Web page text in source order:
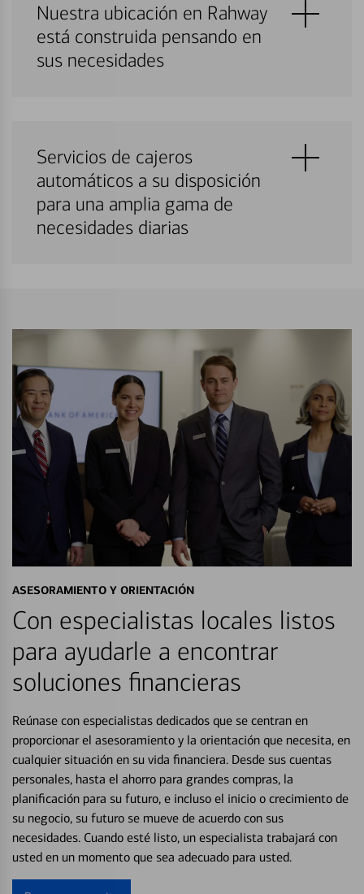
Nuestra ubicación en Rahway
está construida pensando en
sus necesidades
Servicios de cajeros
automáticos a su disposición
para una amplia gama de
necesidades diarias
ASESORAMIENTO Y ORIENTACIÓN
Con especialistas locales listos
para ayudarle a encontrar
soluciones financieras
Reúnase con especialistas dedicados que se centran en
proporcionar el asesoramiento y la orientación que necesita, en
cualquier situación en su vida financiera. Desde sus cuentas
personales, hasta el ahorro para grandes compras, la
planificación para su futuro, e incluso el inicio o crecimiento de
su negocio, su futuro se mueve de acuerdo con sus
necesidades. Cuando esté listo, un especialista trabajará con
usted en un momento que sea adecuado para usted.